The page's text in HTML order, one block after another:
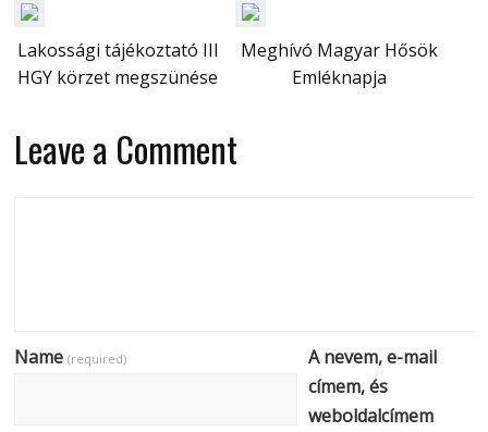
Lakossági tájékoztató III
HGY körzet megszünése
Meghívó Magyar Hősök
Emléknapja
Leave a Comment
Name(required)
A nevem, e-mail
címem, és
weboldalcímem